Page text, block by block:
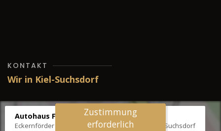
KONTAKT
Wir in Kiel-Suchsdorf
Autohaus Fräter
Eckernförder Str. /Klausbrooker Weg 1, 24107 Kiel-Suchsdorf
Zustimmung
erforderlich